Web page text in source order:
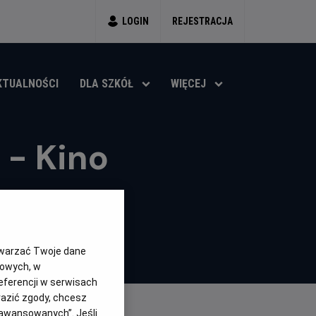
LOGIN REJESTRACJA
DLA SZKÓŁ WIĘCEJ
- Kino
Twoje dane
w
w serwisach
zgody, chcesz
Jeśli